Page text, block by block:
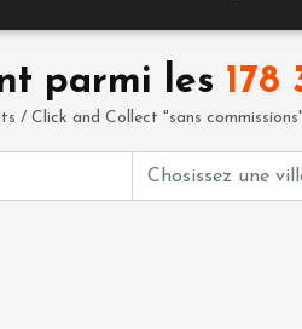
parmi les 178
/ Click and Collect "sans